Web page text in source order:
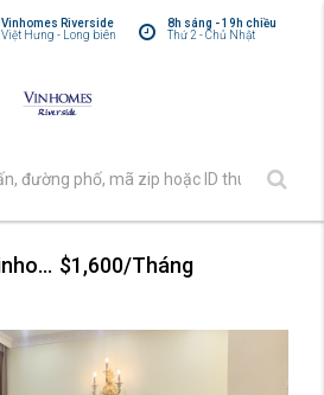
8h sáng - 19h chiều
Thứ 2 - Chủ Nhật
Vinhomes Riverside
Việt Hưng - Long biên
Cho thuê biệt thự Vinhomes Harmony $1,600/Tháng